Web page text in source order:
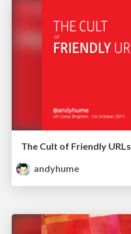
The Cult of Friendly URLs
andyhume